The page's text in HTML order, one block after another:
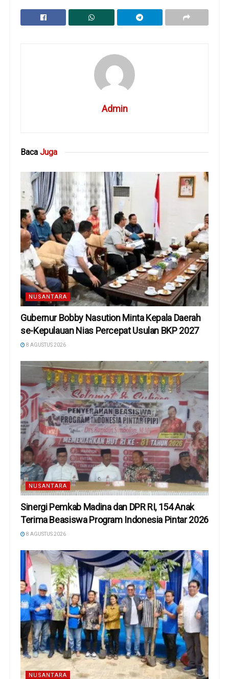
Admin
Baca Juga
NUSANTARA
Gubernur Bobby Nasution Minta Kepala Daerah
se-Kepulauan Nias Percepat Usulan BKP 2027
8 AGUSTUS 2026
NUSANTARA
Sinergi Pemkab Madina dan DPR RI, 154 Anak
Terima Beasiswa Program Indonesia Pintar 2026
8 AGUSTUS 2026
NUSANTARA